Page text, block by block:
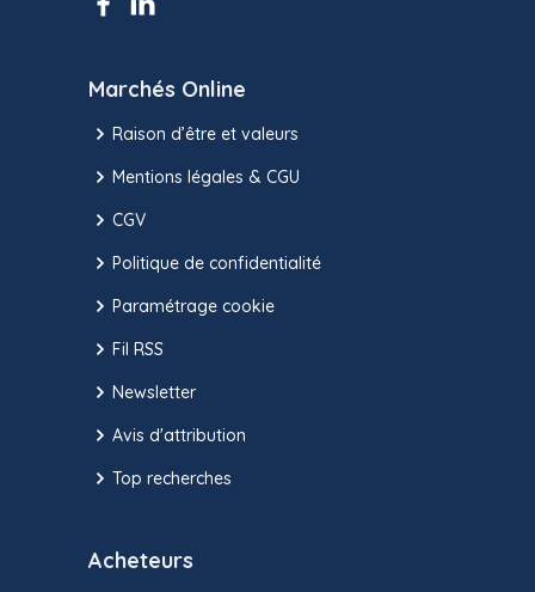
Marchés Online
Raison d’être et valeurs
Mentions légales & CGU
CGV
Politique de confidentialité
Paramétrage cookie
Fil RSS
Newsletter
Avis d'attribution
Top recherches
Acheteurs